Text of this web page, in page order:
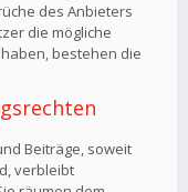
des Anbieters
die mögliche
bestehen die
Beiträge, soweit
verbleibt